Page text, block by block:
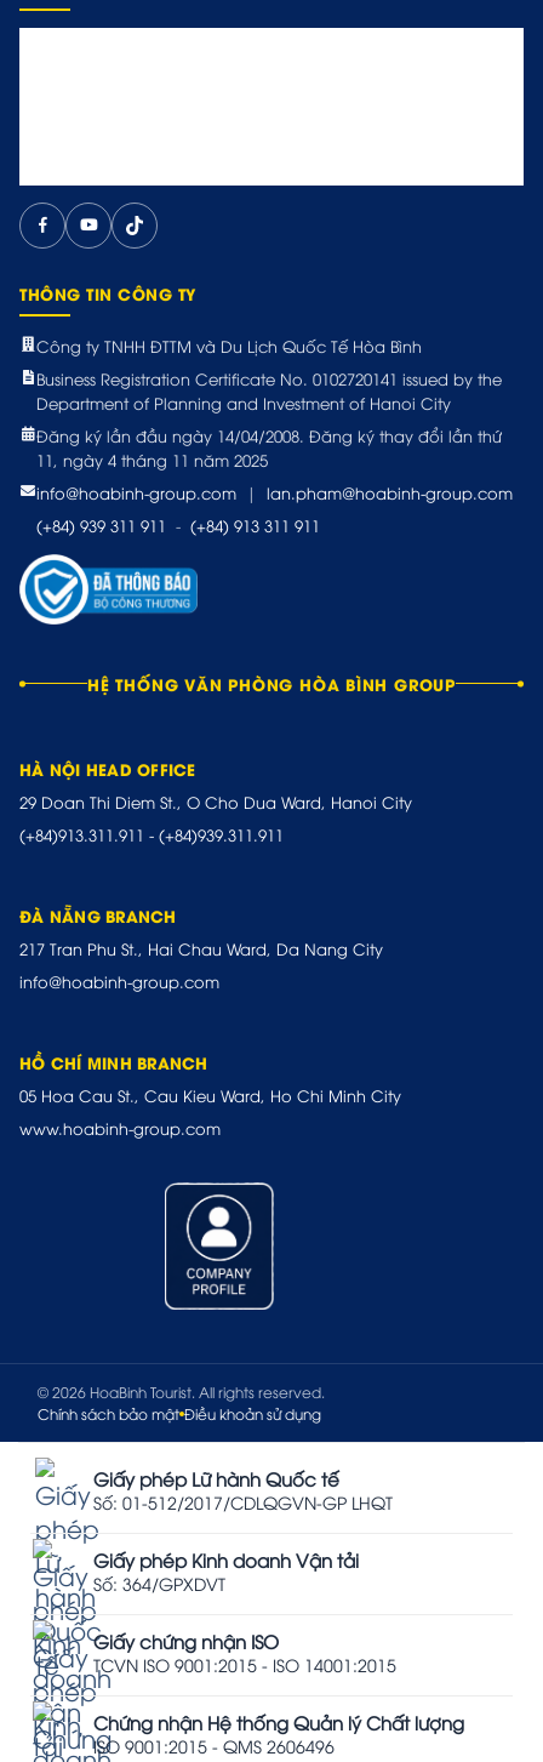
THÔNG TIN CÔNG TY
Công ty TNHH ĐTTM và Du Lịch Quốc Tế Hòa Bình
Business Registration Certificate No. 0102720141 issued by the
Department of Planning and Investment of Hanoi City
Đăng ký lần đầu ngày 14/04/2008. Đăng ký thay đổi lần thứ
11, ngày 4 tháng 11 năm 2025
info@hoabinh-group.com
|
lan.pham@hoabinh-group.com
(+84) 939 311 911 - (+84) 913 311 911
HỆ THỐNG VĂN PHÒNG HÒA BÌNH GROUP
HÀ NỘI HEAD OFFICE
29 Doan Thi Diem St., O Cho Dua Ward, Hanoi City
(+84)913.311.911 - (+84)939.311.911
ĐÀ NẴNG BRANCH
217 Tran Phu St., Hai Chau Ward, Da Nang City
info@hoabinh-group.com
HỒ CHÍ MINH BRANCH
05 Hoa Cau St., Cau Kieu Ward, Ho Chi Minh City
www.hoabinh-group.com
© 2026 HoaBinh Tourist. All rights reserved.
Chính sách bảo mật Điều khoản sử dụng
Giấy phép Lữ hành Quốc tế
Số: 01-512/2017/CDLQGVN-GP LHQT
Giấy phép Kinh doanh Vận tải
Số: 364/GPXDVT
Giấy chứng nhận ISO
TCVN ISO 9001:2015 - ISO 14001:2015
Chứng nhận Hệ thống Quản lý Chất lượng
ISO 9001:2015 - QMS 2606496